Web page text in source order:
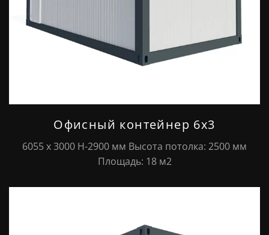
Офисный контейнер 6х3
6055 х 3000 Н-2900 мм Высота потолка: 2500 мм
Площадь: 18 м2